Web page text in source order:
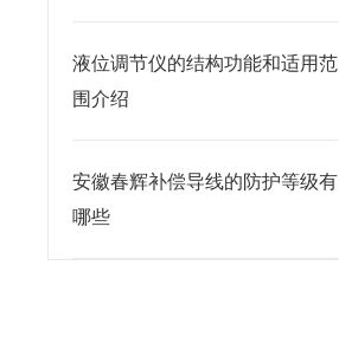
液位调节仪的结构功能和适用范
围介绍
安徽春辉补偿导线的防护等级有
哪些